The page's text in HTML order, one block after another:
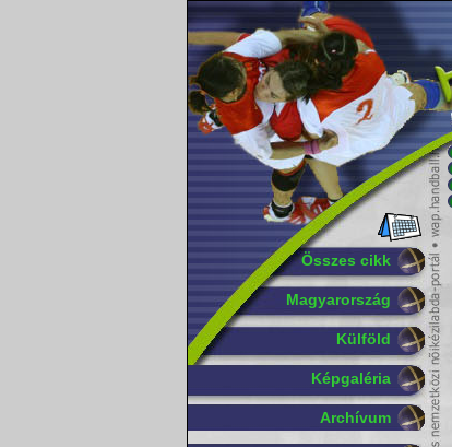
Összes cikk
Magyarország
Külföld
Képgaléria
Archívum